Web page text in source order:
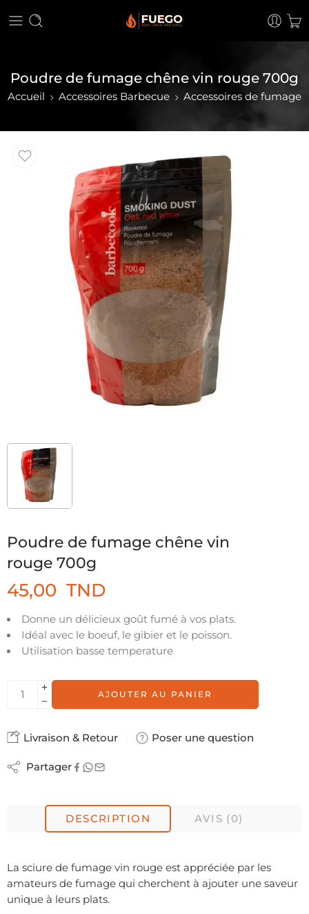
Poudre de fumage chêne vin rouge 700g
Accueil Accessoires Barbecue Accessoires de fumage
Poudre de fumage chêne vin
rouge 700g
45,00 TND
Donne un délicieux goût fumé à vos plats.
Idéal avec le boeuf, le gibier et le poisson.
Utilisation basse temperature
AJOUTER AU PANIER
Livraison & Retour Poser une question
Partager
DESCRIPTION AVIS (0)
La sciure de fumage vin rouge est appréciée par les
amateurs de fumage qui cherchent à ajouter une saveur
unique à leurs plats.